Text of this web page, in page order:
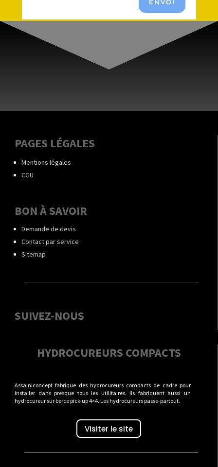
ENVOI
PAGES LÉGALES
Mentions légales
CGU
BON À SAVOIR
Demande de devis
Contact par service
Sitemap
SUIVEZ-NOUS
HYDROCUREURS COMPACTS
Assainiconcept fabrique des hydrocureurs compacts de cadre pour
installer dans presque tous les utilitaires. Ils fabriquent aussi un
hydrocureur sur berce pick-up 4×4. Les hydrocureurs passe-partout.
Visiter le site